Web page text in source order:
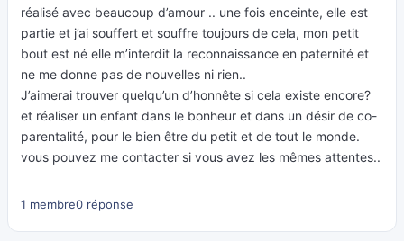
réalisé avec beaucoup d’amour .. une fois enceinte, elle est
partie et j’ai souffert et souffre toujours de cela, mon petit
bout est né elle m’interdit la reconnaissance en paternité et
ne me donne pas de nouvelles ni rien..
J’aimerai trouver quelqu’un d’honnête si cela existe encore?
et réaliser un enfant dans le bonheur et dans un désir de co-
parentalité, pour le bien être du petit et de tout le monde.
vous pouvez me contacter si vous avez les mêmes attentes..
1 membre0 réponse